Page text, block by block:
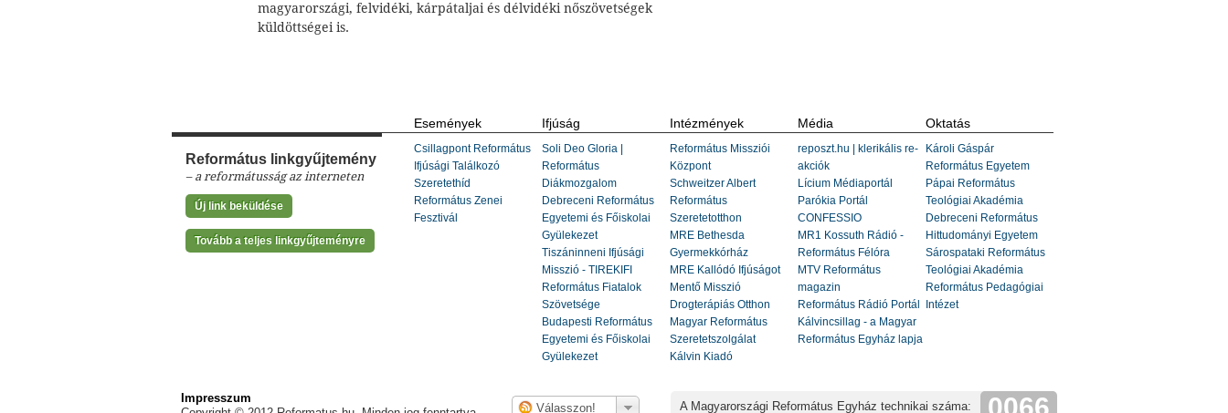
magyarországi, felvidéki, kárpátaljai és délvidéki nőszövetségek
küldöttségei is.
Református linkgyűjtemény
– a reformátusság az interneten
Új link beküldése
Tovább a teljes linkgyűjteményre
Események
Csillagpont Református
Ifjúsági Találkozó
Szeretethíd
Református Zenei
Fesztivál
Ifjúság
Soli Deo Gloria |
Református
Diákmozgalom
Debreceni Református
Egyetemi és Főiskolai
Gyülekezet
Tiszáninneni Ifjúsági
Misszió - TIREKIFI
Református Fiatalok
Szövetsége
Budapesti Református
Egyetemi és Főiskolai
Gyülekezet
Intézmények
Református Missziói
Központ
Schweitzer Albert
Református
Szeretetotthon
MRE Bethesda
Gyermekkórház
MRE Kallódó Ifjúságot
Mentő Misszió
Drogterápiás Otthon
Magyar Református
Szeretetszolgálat
Kálvin Kiadó
Média
reposzt.hu | klerikális re-
akciók
Lícium Médiaportál
Parókia Portál
CONFESSIO
MR1 Kossuth Rádió -
Református Félóra
MTV Református
magazin
Református Rádió Portál
Kálvincsillag - a Magyar
Református Egyház lapja
Oktatás
Károli Gáspár
Református Egyetem
Pápai Református
Teológiai Akadémia
Debreceni Református
Hittudományi Egyetem
Sárospataki Református
Teológiai Akadémia
Református Pedagógiai
Intézet
Impresszum
A Magyarországi Református Egyház technikai száma: